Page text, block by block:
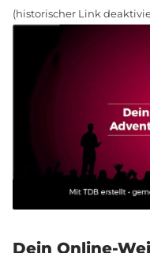
(historischer Link
Dein Online-